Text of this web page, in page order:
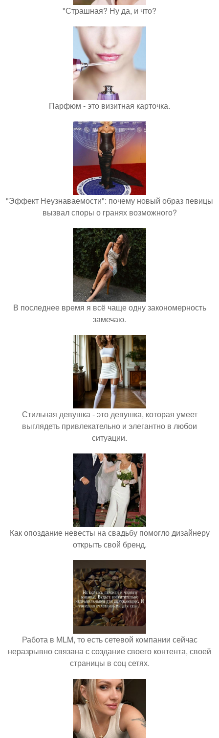
"Страшная? Ну да, и что?
Парфюм - это визитная карточка.
"Эффект Неузнаваемости": почему новый образ певицы
вызвал споры о гранях возможного?
В последнее время я всё чаще одну закономерность
замечаю.
Стильная девушка - это девушка, которая умеет
выглядеть привлекательно и элегантно в любои
ситуации.
Как опоздание невесты на свадьбу помогло дизайнеру
открыть свой бренд.
Работа в MLM, то есть сетевой компании сейчас
неразрывно связана с создание своего контента, своей
страницы в соц сетях.